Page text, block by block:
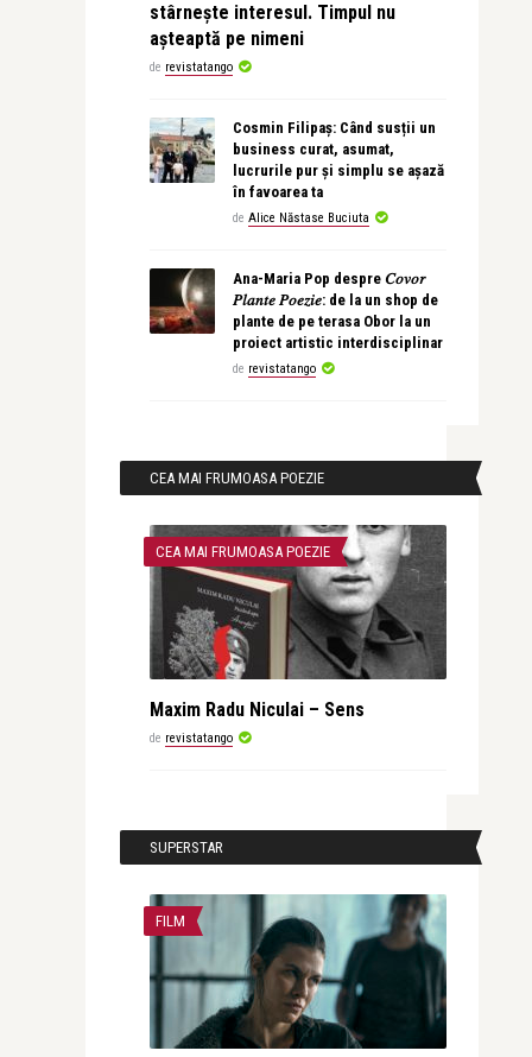
stârnește interesul. Timpul nu
așteaptă pe nimeni
de revistatango
Cosmin Filipaș: Când susții un
business curat, asumat,
lucrurile pur și simplu se așază
în favoarea ta
de Alice Năstase Buciuta
Ana-Maria Pop despre 𝐶𝑜𝑣𝑜𝑟
𝑃𝑙𝑎𝑛𝑡𝑒 𝑃𝑜𝑒𝑧𝑖𝑒: de la un shop de
plante de pe terasa Obor la un
proiect artistic interdisciplinar
de revistatango
CEA MAI FRUMOASA POEZIE
CEA MAI FRUMOASA POEZIE
Maxim Radu Niculai – Sens
de revistatango
SUPERSTAR
FILM